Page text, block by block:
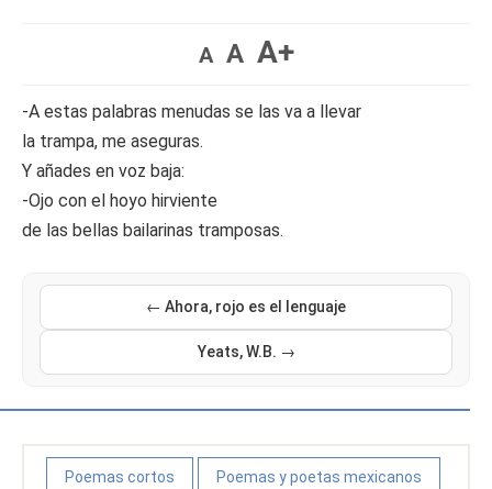
A A A+
-A estas palabras menudas se las va a llevar
la trampa, me aseguras.
Y añades en voz baja:
-Ojo con el hoyo hirviente
de las bellas bailarinas tramposas.
← Ahora, rojo es el lenguaje
Yeats, W.B. →
Poemas cortos Poemas y poetas mexicanos